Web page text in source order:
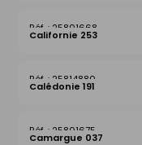
25801668
Californie 253
25814880
Calédonie 191
25801675
Camargue 037